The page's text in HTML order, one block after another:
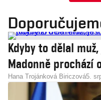
Kdyby to dělal
Madonně prochází
Hana Trojánková Biriczová5.